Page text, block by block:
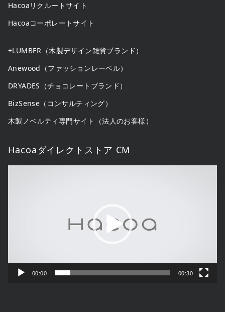
Hacoaリクルートサイト
Hacoaコーポレートサイト
+LUMBER（木製デザイン雑貨ブランド）
Anewood（ファッションレーベル）
DRYADES（チョコレートブランド）
BizSense（コンサルティング）
木製ノベルティ専門サイト（法人のお客様）
Hacoaダイレクトストア CM
00:00 00:30